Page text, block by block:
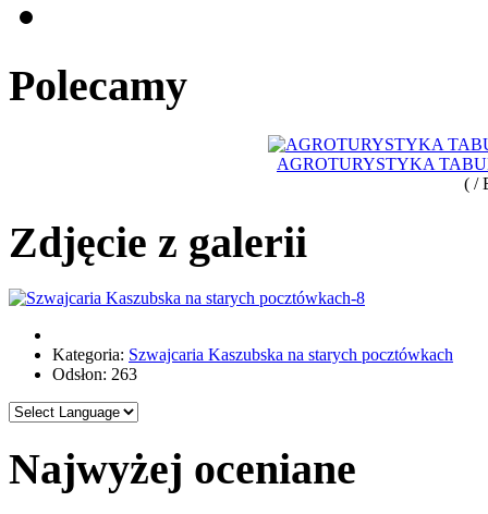
Polecamy
AGROTURYSTYKA
( /
Zdjęcie z galerii
Kategoria: Szwajcaria Kaszubska na starych pocztówkach
Odsłon: 263
Najwyżej oceniane